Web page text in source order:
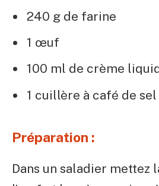
240 g de farine
1 œuf
100 ml de crème
1 cuillère à café de sel
Préparation :
Dans un saladier mettez